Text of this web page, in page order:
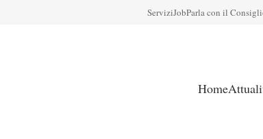
ServiziJobParla con il
Home